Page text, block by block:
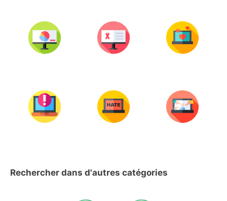
Rechercher dans d'autres catégories